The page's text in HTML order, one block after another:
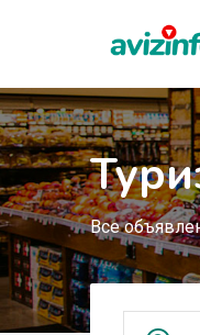
Все